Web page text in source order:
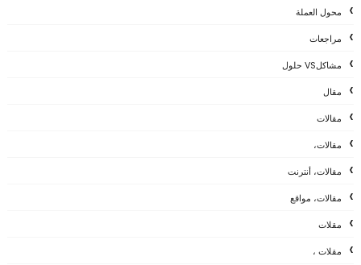
محول العملة
مراجعات
مشاكلVS حلول
مقال
مقالات
مقالات،
مقالات، أنترنت
مقالات، مواقع
مقلات
مقلات ،